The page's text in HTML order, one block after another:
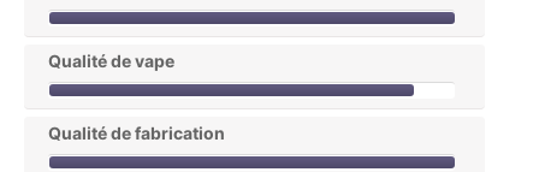
Qualité de vape
Qualité de fabrication